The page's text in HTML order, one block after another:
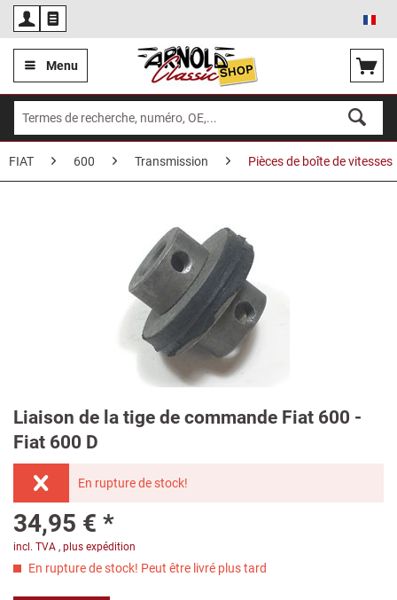
Menu
FIAT 600 Transmission Pièces de boîte de vitesses
Liaison de la tige de commande Fiat 600 -
Fiat 600 D
En rupture de stock!
34,95 € *
incl. TVA , plus expédition
En rupture de stock! Peut être livré plus tard